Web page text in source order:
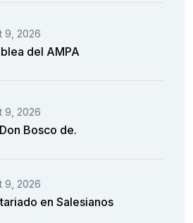
9, 2026
del AMPA
9, 2026
Bosco de.
9, 2026
en Salesianos